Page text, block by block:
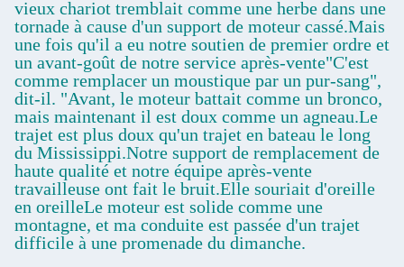
vieux chariot tremblait comme une herbe dans une
tornade à cause d'un support de moteur cassé.Mais
une fois qu'il a eu notre soutien de premier ordre et
un avant-goût de notre service après-vente"C'est
comme remplacer un moustique par un pur-sang",
dit-il. "Avant, le moteur battait comme un bronco,
mais maintenant il est doux comme un agneau.Le
trajet est plus doux qu'un trajet en bateau le long
du Mississippi.Notre support de remplacement de
haute qualité et notre équipe après-vente
travailleuse ont fait le bruit.Elle souriait d'oreille
en oreilleLe moteur est solide comme une
montagne, et ma conduite est passée d'un trajet
difficile à une promenade du dimanche.